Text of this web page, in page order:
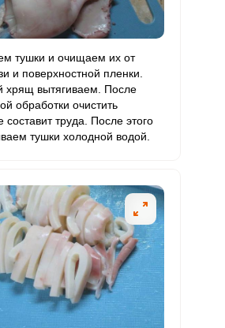
мкг 55 мкг 42.8
мкг 4000 мкг 0.4
мкг 50 мкг 1.5 4.3
20 мкг 0
мкг 70 мкг 13.3 39.3
тушки и очищаем их от
и поверхностной пленки.
хрящ вытягиваем. После
обработки очистить
составит труда. После этого
тушки холодной водой.